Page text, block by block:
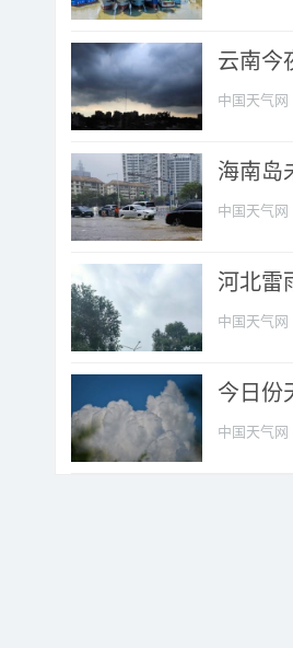
云南今
中国天气网
海南岛
中国天气网
河北雷
中国天气网
今日份
中国天气网